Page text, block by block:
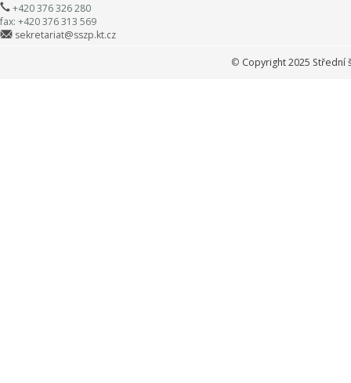
+420 376 326 280
fax: +420 376 313 569
sekretariat@sszp.kt.cz
© Copyright 2025 Střední